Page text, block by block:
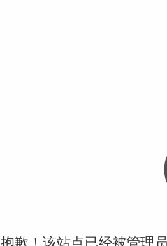
抱歉！该站点已经被管理